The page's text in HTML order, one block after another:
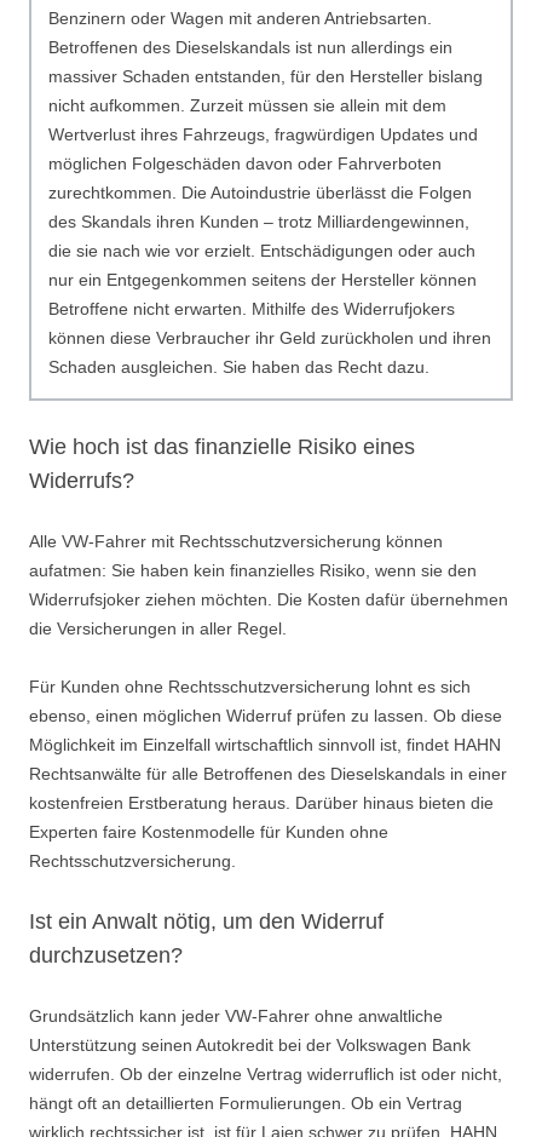
Benzinern oder Wagen mit anderen Antriebsarten.
Betroffenen des Dieselskandals ist nun allerdings ein
massiver Schaden entstanden, für den Hersteller bislang
nicht aufkommen. Zurzeit müssen sie allein mit dem
Wertverlust ihres Fahrzeugs, fragwürdigen Updates und
möglichen Folgeschäden davon oder Fahrverboten
zurechtkommen. Die Autoindustrie überlässt die Folgen
des Skandals ihren Kunden – trotz Milliardengewinnen,
die sie nach wie vor erzielt. Entschädigungen oder auch
nur ein Entgegenkommen seitens der Hersteller können
Betroffene nicht erwarten. Mithilfe des Widerrufjokers
können diese Verbraucher ihr Geld zurückholen und ihren
Schaden ausgleichen. Sie haben das Recht dazu.
Wie hoch ist das finanzielle Risiko eines
Widerrufs?
Alle VW-Fahrer mit Rechtsschutzversicherung können
aufatmen: Sie haben kein finanzielles Risiko, wenn sie den
Widerrufsjoker ziehen möchten. Die Kosten dafür übernehmen
die Versicherungen in aller Regel.
Für Kunden ohne Rechtsschutzversicherung lohnt es sich
ebenso, einen möglichen Widerruf prüfen zu lassen. Ob diese
Möglichkeit im Einzelfall wirtschaftlich sinnvoll ist, findet HAHN
Rechtsanwälte für alle Betroffenen des Dieselskandals in einer
kostenfreien Erstberatung heraus. Darüber hinaus bieten die
Experten faire Kostenmodelle für Kunden ohne
Rechtsschutzversicherung.
Ist ein Anwalt nötig, um den Widerruf
durchzusetzen?
Grundsätzlich kann jeder VW-Fahrer ohne anwaltliche
Unterstützung seinen Autokredit bei der Volkswagen Bank
widerrufen. Ob der einzelne Vertrag widerruflich ist oder nicht,
hängt oft an detaillierten Formulierungen. Ob ein Vertrag
wirklich rechtssicher ist, ist für Laien schwer zu prüfen. HAHN